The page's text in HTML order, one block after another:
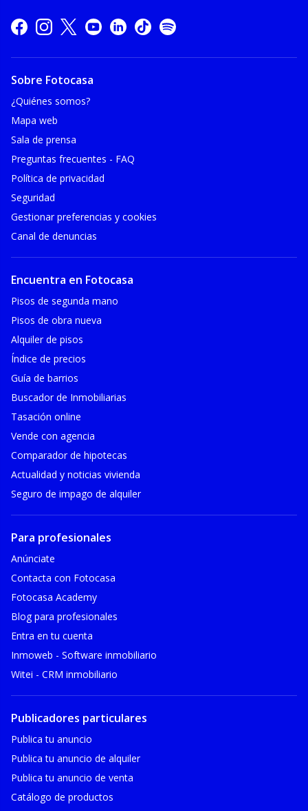
Sobre Fotocasa
¿Quiénes somos?
Mapa web
Sala de prensa
Preguntas frecuentes - FAQ
Política de privacidad
Seguridad
Gestionar preferencias y cookies
Canal de denuncias
Encuentra en Fotocasa
Pisos de segunda mano
Pisos de obra nueva
Alquiler de pisos
Índice de precios
Guía de barrios
Buscador de Inmobiliarias
Tasación online
Vende con agencia
Comparador de hipotecas
Actualidad y noticias vivienda
Seguro de impago de alquiler
Para profesionales
Anúnciate
Contacta con Fotocasa
Fotocasa Academy
Blog para profesionales
Entra en tu cuenta
Inmoweb - Software inmobiliario
Witei - CRM inmobiliario
Publicadores particulares
Publica tu anuncio
Publica tu anuncio de alquiler
Publica tu anuncio de venta
Catálogo de productos